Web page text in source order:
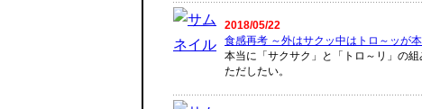
2018/05/22
食感再考 ～外はサクッ中はトロ～ッが
本当に「サクサク」と「トロ～リ」の
ただしたい。